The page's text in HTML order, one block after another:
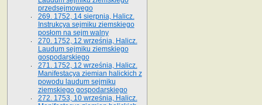
przedsejmowego
269. 1752, 14 sierpnia, Halicz.
Instrukcya sejmiku ziemskiego
posłom na sejm walny
270. 1752, 12 września, Halicz.
Laudum sejmiku ziemskiego
gospodarskiego
271. 1752, 12 września, Halicz.
Manifestacya ziemian halickich z
powodu laudum sejmiku
ziemskiego gospodarskiego
272. 1753, 10 września, Halicz.